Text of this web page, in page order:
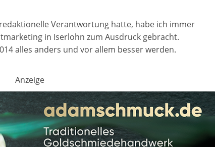
Verantwortung hatte, habe ich immer
in Iserlohn zum Ausdruck gebracht.
alles anders und vor allem besser werden.
Anzeige